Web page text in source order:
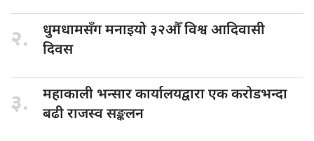
२. धुमधामसँग मनाइयो ३२औँ विश्व आदिवासी
दिवस
३. महाकाली भन्सारकार्यालयद्वारा एक करोडभन्दा
बढी राजस्व सङ्कलन